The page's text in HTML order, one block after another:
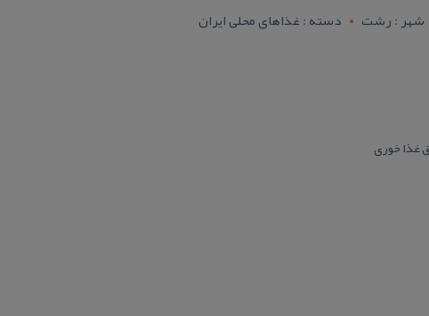
شهر : رشت
دسته : غذاهای محلی ایران